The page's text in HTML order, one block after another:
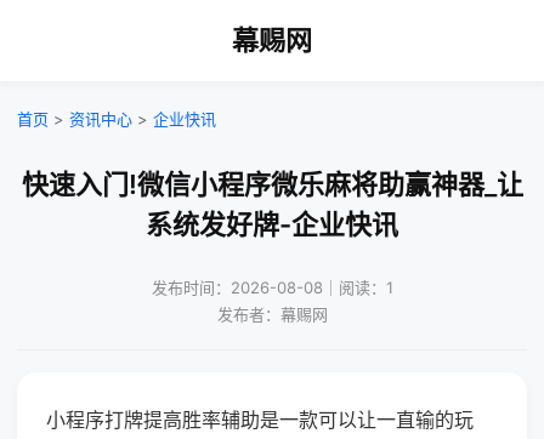
幕赐网
首页 > 资讯中心 > 企业快讯
快速入门!微信小程序微乐麻将助赢神器_让
系统发好牌-企业快讯
发布时间：2026-08-08｜阅读：1
发布者：幕赐网
小程序打牌提高胜率辅助是一款可以让一直输的玩